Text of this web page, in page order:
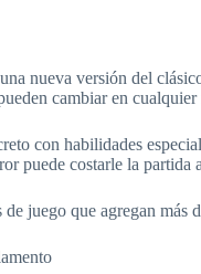
nueva versión del
cambiar en cualquier
con habilidades
puede costarle la partida
juego que agregan